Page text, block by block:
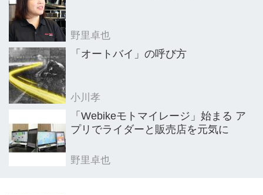
野里卓也
「オートバイ」の呼び方
小川孝
「Webikeモトマイレージ」始まる ア
プリでライダーと販売店を元気に
野里卓也